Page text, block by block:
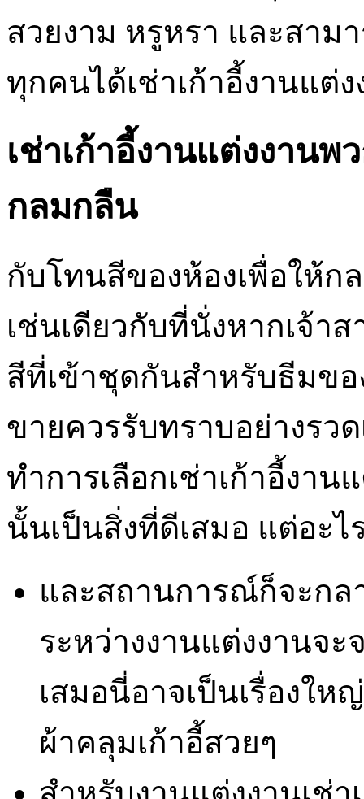
สวยงาม หรูหรา และสาม
ทุกคนได้เช่าเก้าอี้งานแต่ง
เช่าเก้าอี้งานแต่งงานพ
กลมกลืน
กับโทนสีของห้องเพื่อให้ก
เช่นเดียวกับที่นั่งหากเจ้า
สีที่เข้าชุดกันสำหรับธีมขอ
ขายควรรับทราบอย่างรว
ทำการเลือกเช่าเก้าอี้งาน
นั้นเป็นสิ่งที่ดีเสมอ แต่อะไ
และสถานการณ์ก็จะกล
ระหว่างงานแต่งงานจ
เสมอนี่อาจเป็นเรื่องให
ผ้าคลุมเก้าอี้สวยๆ